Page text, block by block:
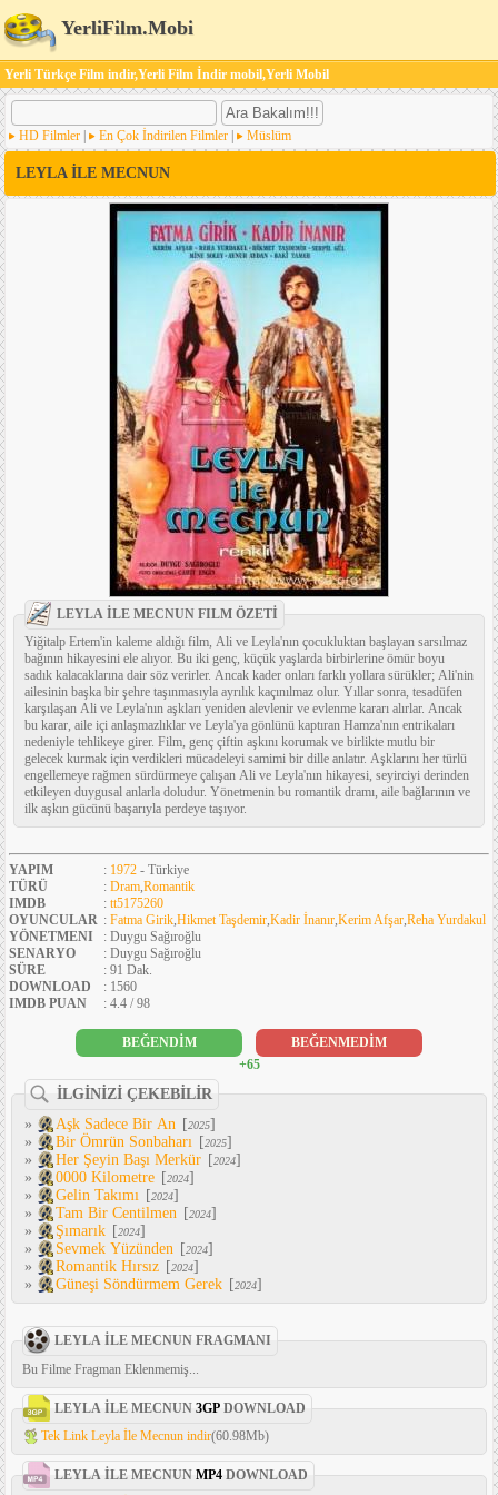
YerliFilm.Mobi
Yerli Türkçe Film indir,Yerli Film İndir mobil,Yerli Mobil
HD Filmler En Çok İndirilen Filmler Müslüm
LEYLA İLE MECNUN
LEYLA İLE MECNUN FILM ÖZETİ
Yiğitalp Ertem'in kaleme aldığı film, Ali ve Leyla'nın çocukluktan başlayan sarsılmaz
bağının hikayesini ele alıyor. Bu iki genç, küçük yaşlarda birbirlerine ömür boyu
sadık kalacaklarına dair söz verirler. Ancak kader onları farklı yollara sürükler; Ali'nin
ailesinin başka bir şehre taşınmasıyla ayrılık kaçınılmaz olur. Yıllar sonra, tesadüfen
karşılaşan Ali ve Leyla'nın aşkları yeniden alevlenir ve evlenme kararı alırlar. Ancak
bu karar, aile içi anlaşmazlıklar ve Leyla'ya gönlünü kaptıran Hamza'nın entrikaları
nedeniyle tehlikeye girer. Film, genç çiftin aşkını korumak ve birlikte mutlu bir
gelecek kurmak için verdikleri mücadeleyi samimi bir dille anlatır. Aşklarını her türlü
engellemeye rağmen sürdürmeye çalışan Ali ve Leyla'nın hikayesi, seyirciyi derinden
etkileyen duygusal anlarla doludur. Yönetmenin bu romantik dramı, aile bağlarının ve
ilk aşkın gücünü başarıyla perdeye taşıyor.
YAPIM : 1972 - Türkiye
TÜRÜ
: Dram Romantik
IMDB
: tt5175260
OYUNCULAR : Fatma Girik Hikmet Taşdemir Kadir İnanır Kerim Afşar Reha Yurdakul
YÖNETMENI
: Duygu Sağıroğlu
SENARYO
: Duygu Sağıroğlu
SÜRE
: 91 Dak.
DOWNLOAD
: 1560
IMDB PUAN
: 4.4 / 98
BEĞENDİM
BEĞENMEDİM
+65
İLGİNİZİ ÇEKEBİLİR
»
Aşk Sadece Bir An [2025]
»
Bir Ömrün Sonbaharı [2025]
»
Her Şeyin Başı Merkür [2024]
»
0000 Kilometre [2024]
»
Gelin Takımı [2024]
»
Tam Bir Centilmen [2024]
»
Şımarık [2024]
»
Sevmek Yüzünden [2024]
»
Romantik Hırsız [2024]
»
Güneşi Söndürmem Gerek [2024]
LEYLA İLE MECNUN FRAGMANI
Bu Filme Fragman Eklenmemiş...
LEYLA İLE MECNUN 3GP DOWNLOAD
Tek Link Leyla İle Mecnun indir(60.98Mb)
LEYLA İLE MECNUN MP4 DOWNLOAD